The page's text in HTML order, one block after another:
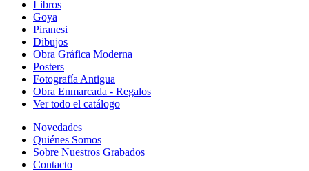
Libros
Goya
Piranesi
Dibujos
Obra Gráfica Moderna
Posters
Fotografía Antigua
Obra Enmarcada - Regalos
Ver todo el catálogo
Novedades
Quiénes Somos
Sobre Nuestros Grabados
Contacto